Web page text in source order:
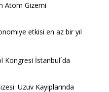
Atom Gizemi
etkisi en az bir yıl
Kongresi İstanbul´da
Uzuv Kayıplarında